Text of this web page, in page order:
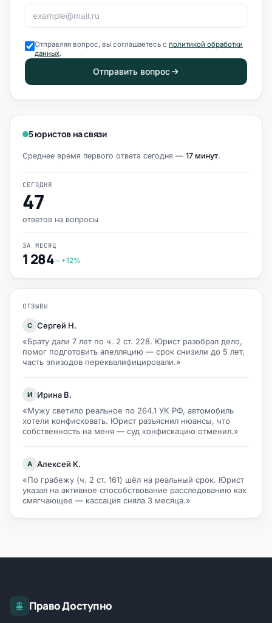
Отправляя вопрос, вы соглашаетесь с политикой обработки
данных.
Отправить вопрос
5 юристов на связи
Среднее время первого ответа сегодня — 17 минут.
СЕГОДНЯ
47
ответов на вопросы
ЗА МЕСЯЦ
1 284 +12%
ОТЗЫВЫ
С Сергей Н.
«Брату дали 7 лет по ч. 2 ст. 228. Юрист разобрал дело,
помог подготовить апелляцию — срок снизили до 5 лет,
часть эпизодов переквалифицировали.»
И
Ирина В.
«Мужу светило реальное по 264.1 УК РФ, автомобиль
хотели конфисковать. Юрист разъяснил нюансы, что
собственность на меня — суд конфискацию отменил.»
А Алексей К.
«По грабежу (ч. 2 ст. 161) шёл на реальный срок. Юрист
указал на активное способствование расследованию как
смягчающее — кассация сняла 3 месяца.»
Право Доступно